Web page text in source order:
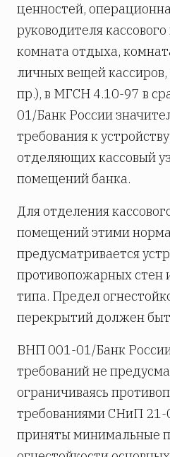
ценностей,
руководителя
комната отдыха,
личных вещей
пр.), в МГСН 4.10-97 в
01/Банк России
требования к
отделяющих кассовый
помещений банка.
Для отделения
помещений этими
предусматривается
противопожарных стен
типа. Предел
перекрытий должен
ВНП 001-01/Банк
требований не
ограничиваясь
требованиями СНиП 21-
приняты минимальные